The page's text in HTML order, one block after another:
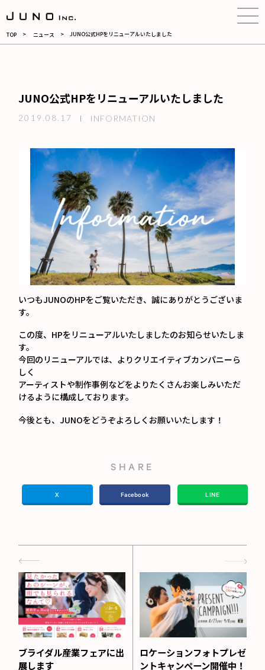
ウエディングのクリエイ
TOP ニュース JUNO公式HPをリニューアルいたしました
JUNO公式HPをリニューアルいたしました
2019.08.17 INFORMATION
いつもJUNOのHPをご覧いただき、誠にありがとうございま
す。
この度、HPをリニューアルいたしましたのお知らせいたしま
す。
今回のリニューアルでは、よりクリエイティブカンパニーら
しく
アーティストや制作事例などをよりたくさんお楽しみいただ
けるように構成しております。
今後とも、JUNOをどうぞよろしくお願いいたします！
SHARE
X Facebook LINE
ブライダル産業フェアに出
展します
ロケーションフォトプレゼ
ントキャンペーン開催中！